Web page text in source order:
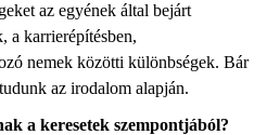
az egyének által bejárt
a karrierépítésben,
nemek közötti különbségek. Bár
az irodalom alapján.
a keresetek szempontjából?